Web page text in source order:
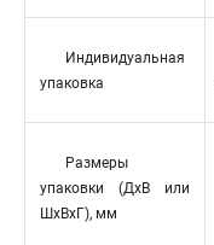
Индивидуальная
упаковка
Размеры
упаковки (ДхВ или
ШхВхГ), мм